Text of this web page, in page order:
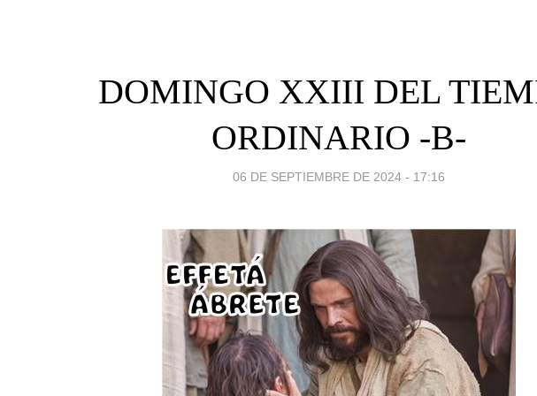
DOMINGO XXIII DEL
ORDINARIO -B-
06 DE SEPTIEMBRE DE 2024 - 17:16